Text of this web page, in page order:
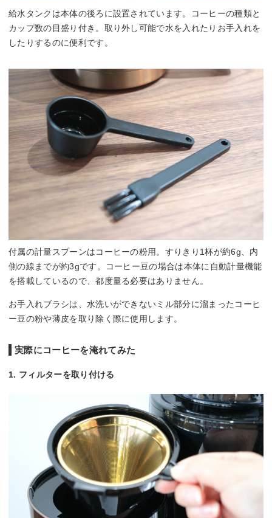
給水タンクは本体の後ろに設置されています。コーヒーの種類と
カップ数の目盛り付き。取り外し可能で水を入れたりお手入れを
したりするのに便利です。
付属の計量スプーンはコーヒーの粉用。すりきり1杯が約6g、内
側の線までが約3gです。コーヒー豆の場合は本体に自動計量機能
を搭載しているので、都度量る必要はありません。
お手入れブラシは、水洗いができないミル部分に溜まったコーヒ
ー豆の粉や薄皮を取り除く際に使用します。
実際にコーヒーを淹れてみた
1. フィルターを取り付ける